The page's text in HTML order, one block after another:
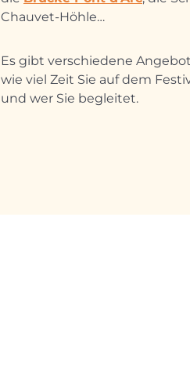
Chauvet-Höhle…
Es gibt verschiedene
wie viel Zeit Sie auf dem
und wer Sie begleitet.